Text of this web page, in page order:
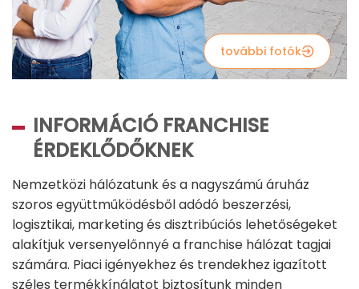
további fotók
INFORMÁCIÓ FRANCHISE
ÉRDEKLŐDŐKNEK
Nemzetközi hálózatunk és a nagyszámú áruház
szoros együttműködésből adódó beszerzési,
logisztikai, marketing és disztribúciós lehetőségeket
alakítjuk versenyelőnnyé a franchise hálózat tagjai
számára. Piaci igényekhez és trendekhez igazított
széles termékkínálatot biztosítunk minden